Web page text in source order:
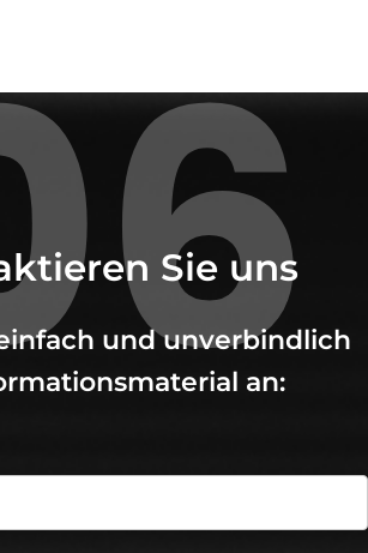
Sie uns
und unverbindlich
an: